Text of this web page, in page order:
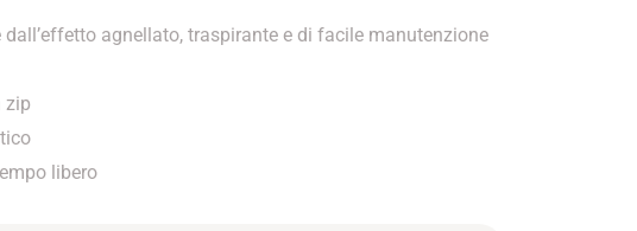
agnellato, traspirante e di facile manutenzione
zip
libero